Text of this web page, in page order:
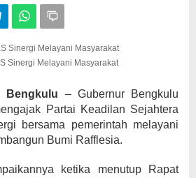
Sinergi Melayani Masyarakat
Bengkulu – Gubernur Bengkulu
Partai Keadilan Sejahtera
bersama pemerintah melayani
Bumi Rafflesia.
ketika menutup Rapat